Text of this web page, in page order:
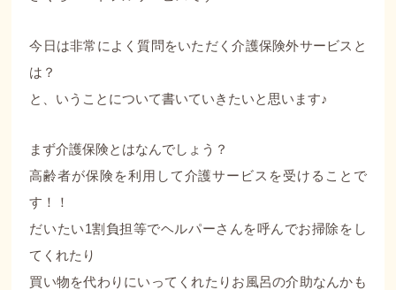
今日は非常によく質問をいただく介護保険外サービスと
は？
と、いうことについて書いていきたいと思います♪
まず介護保険とはなんでしょう？
高齢者が保険を利用して介護サービスを受けることで
す！！
だいたい1割負担等でヘルパーさんを呼んでお掃除をし
てくれたり
買い物を代わりにいってくれたりお風呂の介助なんかも